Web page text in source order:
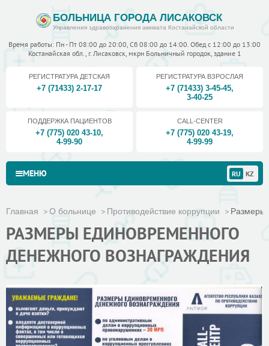
БОЛЬНИЦА ГОРОДА ЛИСАКОВСК
Управления здравоохранения акимата Костанайской области
Время работы: Пн - Пт 08:00 до 20:00, Сб 08:00 до 14:00. Обед с 12:00 до 13:00
Костанайская обл., г. Лисаковск, мкрн Больничный городок, здание 1
РЕГИСТРАТУРА ДЕТСКАЯ
+7 (71433) 2-17-17
РЕГИСТРАТУРА ВЗРОСЛАЯ
+7 (71433) 3-45-45,
3-40-25
ПОДДЕРЖКА ПАЦИЕНТОВ
+7 (775) 020 43-10,
4-99-90
CALL-CENTER
+7 (775) 020 43-19,
4-99-99
МЕНЮ RU KZ
Главная О больнице Противодействие коррупции Размеры
РАЗМЕРЫ ЕДИНОВРЕМЕННОГО
ДЕНЕЖНОГО ВОЗНАГРАЖДЕНИЯ